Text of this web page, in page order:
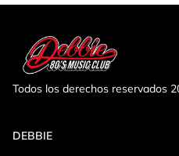
Todos los derechos reservados
DEBBIE